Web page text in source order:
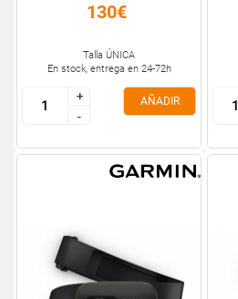
130€
Talla ÚNICA
En stock, entrega en 24-72h
+
-
+
-
AÑADIR